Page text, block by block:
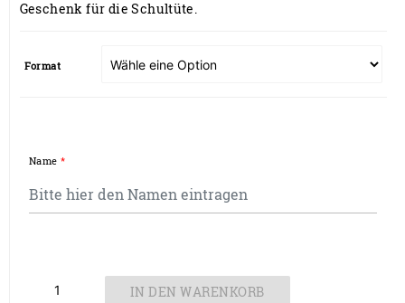
Geschenk für die Schultüte.
Format
Name *
Stundenplan
IN DEN WARENKORB